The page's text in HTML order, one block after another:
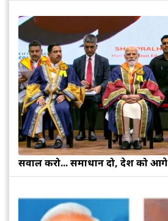
सवाल करो... समाधान दो, देश को